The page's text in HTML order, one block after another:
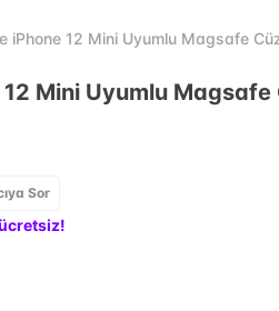
iPhone 12 Mini Uyumlu Magsafe
Mini Uyumlu Magsafe
Sor